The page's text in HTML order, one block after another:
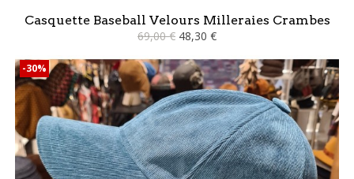
Casquette Baseball Velours Milleraies Crambes
69,00 € 48,30 €
-30%